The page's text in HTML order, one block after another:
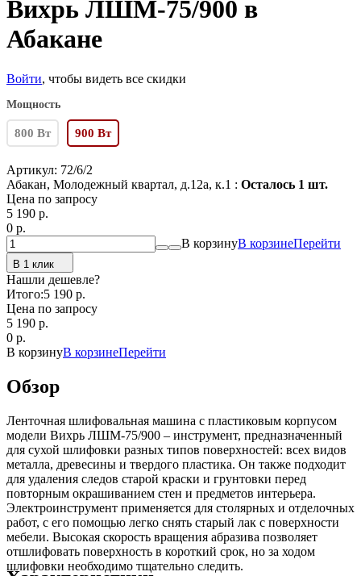
Вихрь ЛШМ-75/900 в
Абакане
Войти, чтобы видеть все скидки
Мощность
800 Вт 900 Вт
Артикул: 72/6/2
Абакан, Молодежный квартал, д.12а, к.1 : Осталось 1 шт.
Цена по запросу
5 190 p.
0 p.
В корзинуВ корзинеПерейти
В 1 клик
Нашли дешевле?
Итого:5 190 p.
Цена по запросу
5 190 p.
0 p.
В корзинуВ корзинеПерейти
Обзор
Ленточная шлифовальная машина с пластиковым корпусом
модели Вихрь ЛШМ-75/900 – инструмент, предназначенный
для сухой шлифовки разных типов поверхностей: всех видов
металла, древесины и твердого пластика. Он также подходит
для удаления следов старой краски и грунтовки перед
повторным окрашиванием стен и предметов интерьера.
Электроинструмент применяется для столярных и отделочных
работ, с его помощью легко снять старый лак с поверхности
мебели. Высокая скорость вращения абразива позволяет
отшлифовать поверхность в короткий срок, но за ходом
шлифовки необходимо тщательно следить.